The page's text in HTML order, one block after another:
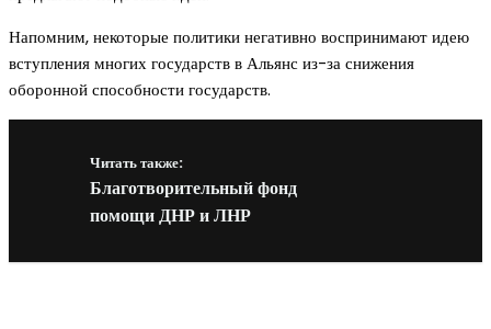
Напомним, некоторые политики негативно воспринимают идею
вступления многих государств в Альянс из-за снижения
оборонной способности государств.
Читать также:
Благотворительный фонд
помощи ДНР и ЛНР